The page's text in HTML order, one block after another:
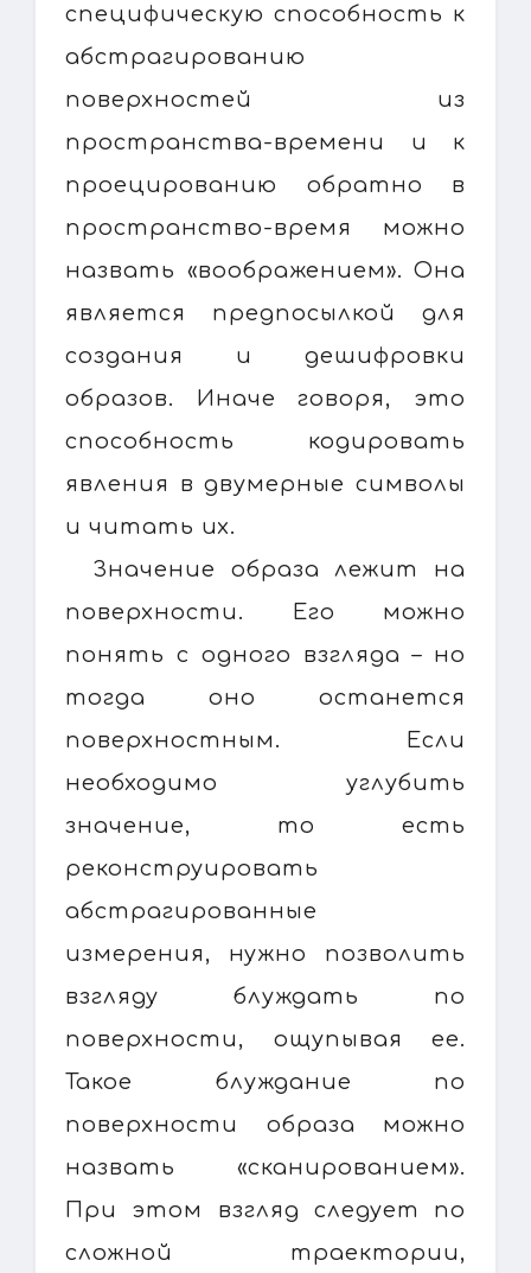
специфическую способность к
абстрагированию
поверхностей из
пространства-времени и к
проецированию обратно в
пространство-время можно
назвать «воображением». Она
является предпосылкой для
создания и дешифровки
образов. Иначе говоря, это
способность кодировать
явления в двумерные символы
и читать их.
Значение образа лежит на
поверхности. Его можно
понять с одного взгляда – но
тогда оно останется
поверхностным. Если
необходимо углубить
значение, то есть
реконструировать
абстрагированные
измерения, нужно позволить
взгляду блуждать по
поверхности, ощупывая ее.
Такое блуждание по
поверхности образа можно
назвать «сканированием».
При этом взгляд следует по
сложной траектории,